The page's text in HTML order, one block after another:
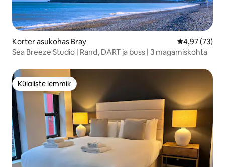
Korter asukohas Bray Keskmine
4,97 (73)
Sea Breeze Studio | Rand, DART ja buss | 3 magamiskohta
Külaliste lemmik
Külaliste lemmik